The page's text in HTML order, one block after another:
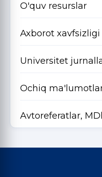
O'quv resurslar
Axborot xavfsizligi
Universitet
Ochiq
Avtoreferatlar,